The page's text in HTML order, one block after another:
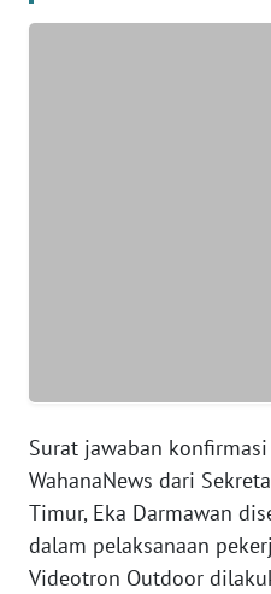
Surat jawaban
WahanaNews dari
Timur, Eka Darmawan
dalam pelaksanaan
Videotron Outdoor
WN
BARAT
WN
RIAU